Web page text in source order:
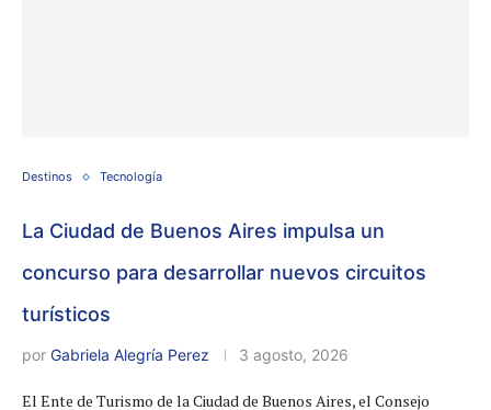
Destinos Tecnología
La Ciudad de Buenos Aires impulsa un
concurso para desarrollar nuevos circuitos
turísticos
por Gabriela Alegría Perez 3 agosto, 2026
El Ente de Turismo de la Ciudad de Buenos Aires, el Consejo